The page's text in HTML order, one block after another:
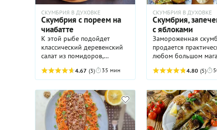
только быстрым и вкусным,
но и очень полезным:
скумбрия послужит
источником Омега-3 и
Омега-6, фосфора, кальция
и витаминов, в том числе
витамина D, кинза –
антиоксидантов,
витаминов А, С и К, лимон и
чеснок добавят свои
антибактериальные и
противовоспалительные
СКУМБРИЯ В ДУХОВКЕ
Скумбрия с пореем на
чиабатте
К этой рыбе подойдет
классический деревенский
салат из помидоров,
заправкой из ароматного
подсолнечного масла.
4.67 (3) 35 мин
СКУМБРИЯ В ДУХОВКЕ
Скумбрия,
с яблоками
Замороженная
продается
любом большом
нежная на вкус
кроме всего
очень полезная.
4.80 (5)